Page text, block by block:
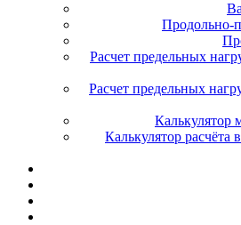
Продольно-
Расчет предельных
Расчет предельных
Калькулятор
Калькулятор расчёта